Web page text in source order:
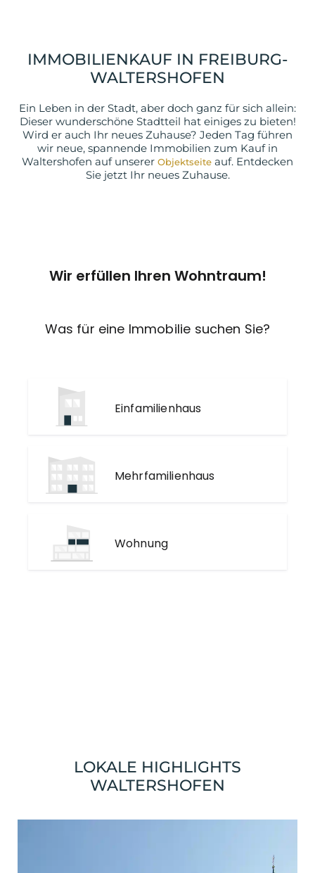
IMMOBILIENKAUF IN FREIBURG-
WALTERSHOFEN
Ein Leben in der Stadt, aber doch ganz für sich allein:
Dieser wunderschöne Stadtteil hat einiges zu bieten!
Wird er auch Ihr neues Zuhause? Jeden Tag führen
wir neue, spannende Immobilien zum Kauf in
Waltershofen auf unserer Objektseite auf. Entdecken
Sie jetzt Ihr neues Zuhause.
LOKALE HIGHLIGHTS
WALTERSHOFEN